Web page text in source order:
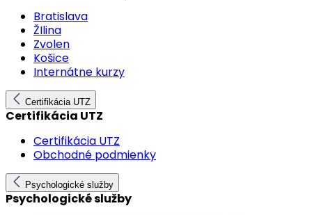
Bratislava
ŽIlina
Zvolen
Košice
Internátne kurzy
Certifikácia UTZ
Certifikácia UTZ
Certifikácia UTZ
Obchodné podmienky
Psychologické služby
Psychologické služby